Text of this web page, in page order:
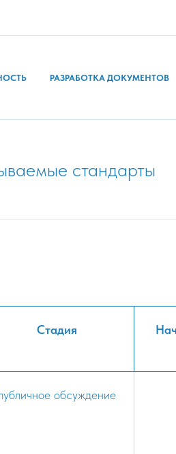
РАЗРАБОТКА ДОКУМЕНТОВ
стандарты
Стадия
обсуждение